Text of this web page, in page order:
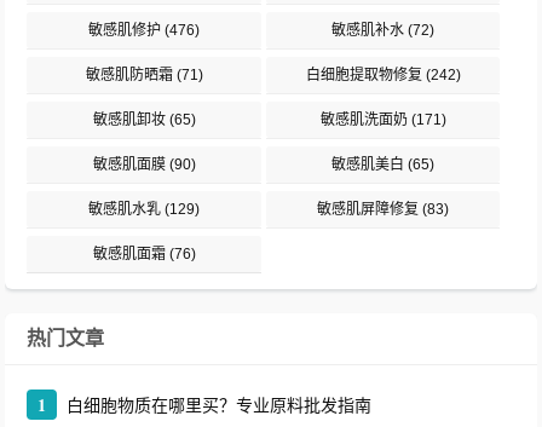
敏感肌修护 (476) 敏感肌补水 (72)
敏感肌防晒霜(71) 白细胞提取物修复 (242)
敏感肌卸妆(65) 敏感肌洗面奶(171)
敏感肌面膜(90) 敏感肌美白 (65)
敏感肌水乳 (129) 敏感肌屏障修复 (83)
敏感肌面霜(76)
热门文章
1 白细胞物质在哪里买？专业原料批发指南